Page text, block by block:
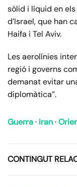
sòlid i líquid en
d’Israel, que han
Haifa i Tel Aviv.
Les aerolínies
regió i governs
demanat evitar
diplomàtica”.
Guerra· Iran·
CONTINGUT